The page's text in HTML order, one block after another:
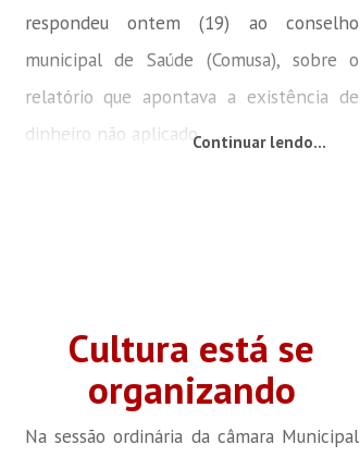
respondeu ontem (19) ao conselho
municipal de Saúde (Comusa), sobre o
relatório que apontava a existência de
dinheiro não aplicado...Continuar lendo...
Cultura está se
organizando
Na sessão ordinária da câmara Municipal